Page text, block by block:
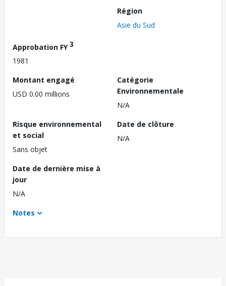
Région
Asie du Sud
Approbation FY3
1981
Montant engagé
USD 0.00 millions
Catégorie
Environnementale
N/A
Risque environnemental
et social
Sans objet
Date de clôture
N/A
Date de dernière mise à
jour
N/A
Notes